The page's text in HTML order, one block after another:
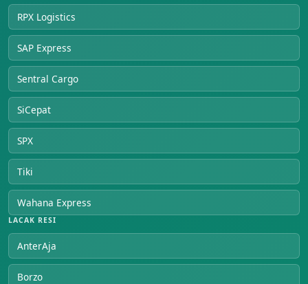
RPX Logistics
SAP Express
Sentral Cargo
SiCepat
SPX
Tiki
Wahana Express
LACAK RESI
AnterAja
Borzo